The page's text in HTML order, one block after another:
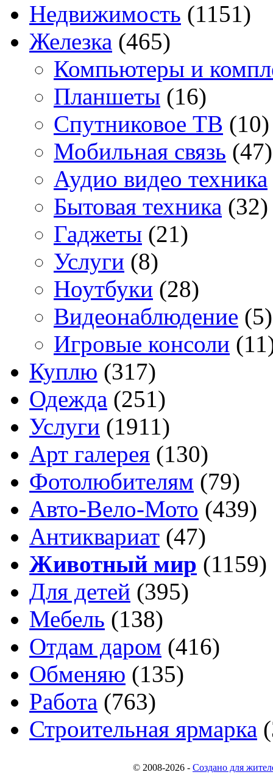
Недвижимость (1151)
Железка (465)
Компьютеры и
Планшеты (16)
Спутниковое ТВ (10)
Мобильная связь (47)
Аудио видео техника
Бытовая техника (32)
Гаджеты (21)
Услуги (8)
Ноутбуки (28)
Видеонаблюдение (5)
Игровые консоли
Куплю (317)
Одежда (251)
Услуги (1911)
Арт галерея (130)
Фотолюбителям (79)
Авто-Вело-Мото (439)
Антиквариат (47)
Животный мир (1159)
Для детей (395)
Мебель (138)
Отдам даром (416)
Обменяю (135)
Работа (763)
Строительная ярмарка
© 2008-2026 - Создано для